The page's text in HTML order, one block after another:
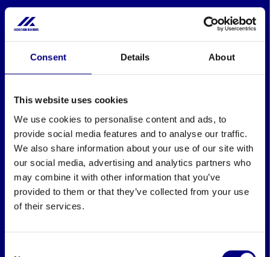
Consent Details About
This website uses cookies
We use cookies to personalise content and ads, to
provide social media features and to analyse our traffic.
We also share information about your use of our site with
our social media, advertising and analytics partners who
may combine it with other information that you’ve
provided to them or that they’ve collected from your use
of their services.